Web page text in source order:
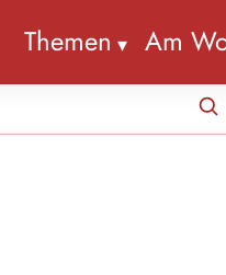
Themen Am